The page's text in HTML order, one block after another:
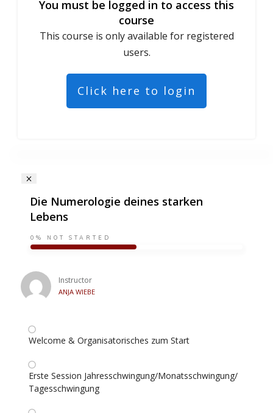
You must be logged in to access this
course
This course is only available for registered
users.
Click here to login
Die Numerologie deines starken
Lebens
0% NOT STARTED
Instructor
ANJA WIEBE
Welcome & Organisatorisches zum Start
Erste Session Jahresschwingung/Monatsschwingung/
Tagesschwingung